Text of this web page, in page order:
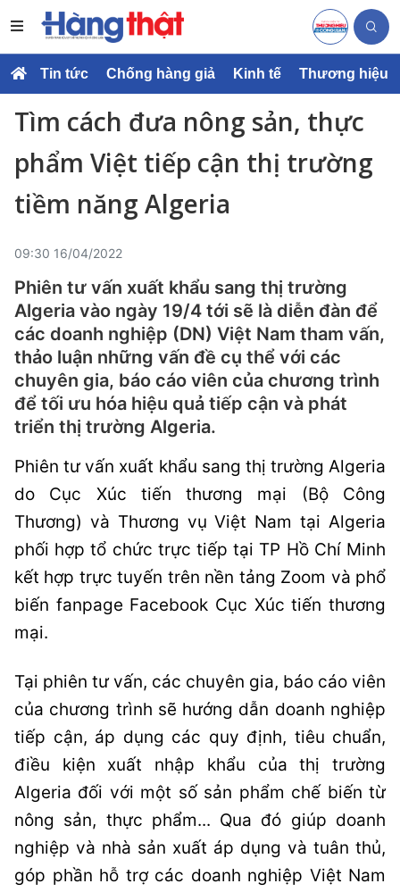
Tin tức Chống hàng giả Kinh tế Thương hiệu
Tìm cách đưa nông sản, thực
phẩm Việt tiếp cận thị trường
tiềm năng Algeria
09:30 16/04/2022
Phiên tư vấn xuất khẩu sang thị trường
Algeria vào ngày 19/4 tới sẽ là diễn đàn để
các doanh nghiệp (DN) Việt Nam tham vấn,
thảo luận những vấn đề cụ thể với các
chuyên gia, báo cáo viên của chương trình
để tối ưu hóa hiệu quả tiếp cận và phát
triển thị trường Algeria.
Phiên tư vấn xuất khẩu sang thị trường Algeria
do Cục Xúc tiến thương mại (Bộ Công
Thương) và Thương vụ Việt Nam tại Algeria
phối hợp tổ chức trực tiếp tại TP Hồ Chí Minh
kết hợp trực tuyến trên nền tảng Zoom và phổ
biến fanpage Facebook Cục Xúc tiến thương
mại.
Tại phiên tư vấn, các chuyên gia, báo cáo viên
của chương trình sẽ hướng dẫn doanh nghiệp
tiếp cận, áp dụng các quy định, tiêu chuẩn,
điều kiện xuất nhập khẩu của thị trường
Algeria đối với một số sản phẩm chế biến từ
nông sản, thực phẩm... Qua đó giúp doanh
nghiệp và nhà sản xuất áp dụng và tuân thủ,
góp phần hỗ trợ các doanh nghiệp Việt Nam